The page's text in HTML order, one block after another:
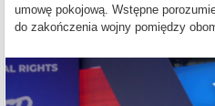
umowę pokojową. Wstępne
do zakończenia wojny pomiędzy